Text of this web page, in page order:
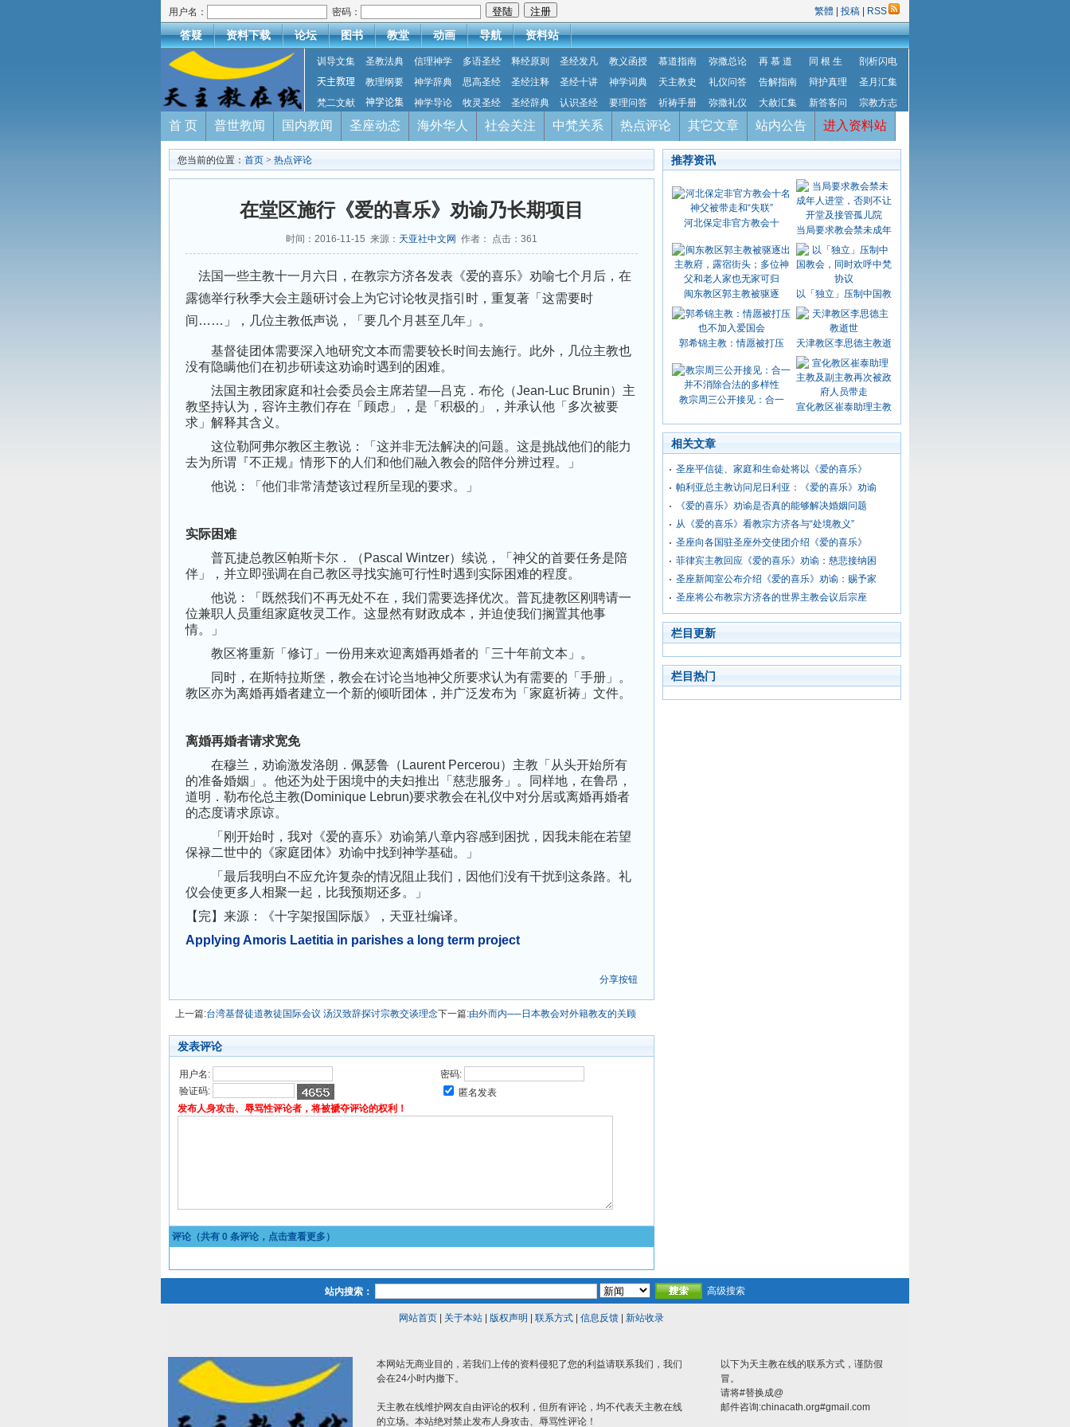
用户名： 密码： 繁體 投稿 RSS
答疑 资料下载 论坛 图书 教堂 动画 导航 资料站
训导文集 圣教法典 信理神学 多语圣经 释经原则 圣经发凡 教义函授 慕道指南 弥撒总论 再 慕 道 同 根 生
剖析闪电
天主教理
教理纲要 神学辞典 思高圣经 圣经注释 圣经十讲 神学词典 天主教史 礼仪问答 告解指南 辩护真理
圣月汇集
梵二文献
神学论集 神学导论 牧灵圣经 圣经辞典 认识圣经 要理问答 祈祷手册 弥撒礼仪 大赦汇集 新答客问 宗教方志
首 页 普世教闻 国内教闻 圣座动态 海外华人 社会关注 中梵关系 热点评论 其它文章 站内公告 进入资料站
您当前的位置： 首页 > 热点评论
在堂区施行《爱的喜乐》劝谕乃长期项目
时间：2016-11-15 来源： 天亚社中文网 作者： 点击： 361
法国一些主教十一月六日，在教宗方济各发表《爱的喜乐》劝喻七个月后，在
露德举行秋季大会主题研讨会上为它讨论牧灵指引时，重复著「这需要时
间……」，几位主教低声说，「要几个月甚至几年」。
基督徒团体需要深入地研究文本而需要较长时间去施行。此外，几位主教也
没有隐瞒他们在初步研读这劝谕时遇到的困难。
法国主教团家庭和社会委员会主席若望—吕克．布伦（Jean-Luc Brunin）主
教坚持认为，容许主教们存在「顾虑」，是「积极的」，并承认他「多次被要
求」解释其含义。
这位勒阿弗尔教区主教说：「这并非无法解决的问题。这是挑战他们的能力
去为所谓『不正规』情形下的人们和他们融入教会的陪伴分辨过程。」
他说：「他们非常清楚该过程所呈现的要求。」
实际困难
普瓦捷总教区帕斯卡尔．（Pascal Wintzer）续说，「神父的首要任务是陪
伴」，并立即强调在自己教区寻找实施可行性时遇到实际困难的程度。
他说：「既然我们不再无处不在，我们需要选择优次。普瓦捷教区刚聘请一
位兼职人员重组家庭牧灵工作。这显然有财政成本，并迫使我们搁置其他事
情。」
教区将重新「修订」一份用来欢迎离婚再婚者的「三十年前文本」。
同时，在斯特拉斯堡，教会在讨论当地神父所要求认为有需要的「手册」。
教区亦为离婚再婚者建立一个新的倾听团体，并广泛发布为「家庭祈祷」文件。
离婚再婚者请求宽免
在穆兰，劝谕激发洛朗．佩瑟鲁（Laurent Percerou）主教「从头开始所有
的准备婚姻」。他还为处于困境中的夫妇推出「慈悲服务」。同样地，在鲁昂，
道明．勒布伦总主教(Dominique Lebrun)要求教会在礼仪中对分居或离婚再婚者
的态度请求原谅。
「刚开始时，我对《爱的喜乐》劝谕第八章内容感到困扰，因我未能在若望
保禄二世中的《家庭团体》劝谕中找到神学基础。」
「最后我明白不应允许复杂的情况阻止我们，因他们没有干扰到这条路。礼
仪会使更多人相聚一起，比我预期还多。」
【完】来源：《十字架报国际版》，天亚社编译。
Applying Amoris Laetitia in parishes a long term project
分享按钮
上一篇:台湾基督徒道教徒国际会议 汤汉致辞探讨宗教交谈理念下一篇:由外而内──日本教会对外籍教友的关顾
发表评论
用户名:
密码:
验证码:
匿名发表
发布人身攻击、辱骂性评论者，将被褫夺评论的权利！
评论（共有 0 条评论，点击查看更多）
推荐资讯
河北保定非官方教会十
当局要求教会禁未成年
闽东教区郭主教被驱逐 以「独立」压制中国教
郭希锦主教：情愿被打压 天津教区李思德主教逝
教宗周三公开接见：合一
宣化教区崔泰助理主教
相关文章
圣座平信徒、家庭和生命处将以《爱的喜乐》
帕利亚总主教访问尼日利亚：《爱的喜乐》劝谕
《爱的喜乐》劝谕是否真的能够解决婚姻问题
从《爱的喜乐》看教宗方济各与“处境教义”
圣座向各国驻圣座外交使团介绍《爱的喜乐》
菲律宾主教回应《爱的喜乐》劝谕：慈悲接纳困
圣座新闻室公布介绍《爱的喜乐》劝谕：赐予家
圣座将公布教宗方济各的世界主教会议后宗座
栏目更新
栏目热门
站内搜索： 高级搜索
网站首页| 关于本站| 版权声明 联系方式| 信息反馈| 新站收录
本网站无商业目的，若我们上传的资料侵犯了您的利益请联系我们，我们
会在24小时内撤下。
天主教在线维护网友自由评论的权利，但所有评论，均不代表天主教在线
的立场。本站绝对禁止发布人身攻击、辱骂性评论！
以下为天主教在线的联系方式，谨防假
冒。
请将#替换成@
邮件咨询:chinacath.org#gmail.com